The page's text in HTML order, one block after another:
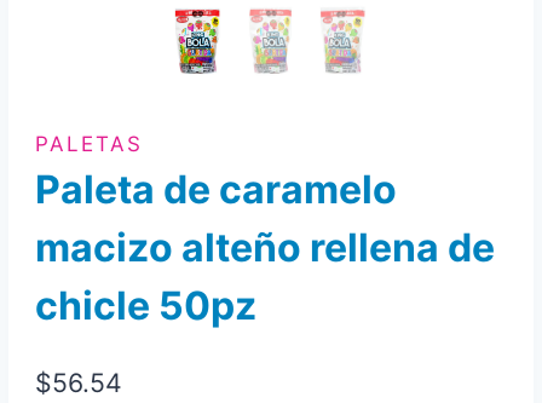
PALETAS
Paleta de caramelo
macizo alteño rellena de
chicle 50pz
$56.54